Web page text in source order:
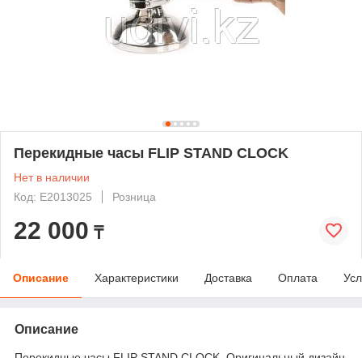
Перекидные часы FLIP STAND CLOCK
Нет в наличии
Код: Е2013025
Розница
22 000 ₸
Описание Характеристики Доставка Оплата
Описание